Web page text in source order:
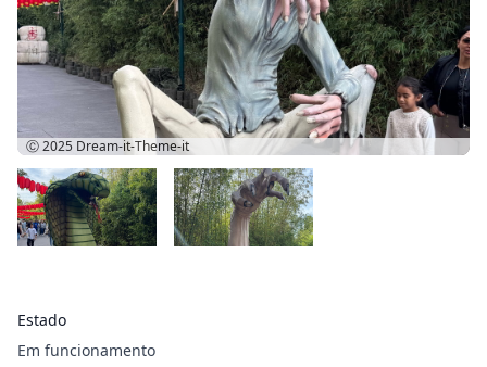
Estado
Em funcionamento
Ⓒ 2025 Dream-it-Theme-it